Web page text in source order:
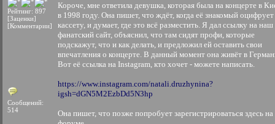
Рейтинг: 897
[Заценки]
[Комментарии]
Сообщений:
514
Короче, мне ответила девушка, которая была на концерте в
в 1998 году. Она пишет, что ждёт, когда её знакомый оцифрует
кассету, и думает, где это всё разместить. Я дал ссылку на наш
фанатский сайт, объяснил, что там сидят профи, которые
подскажут, что и как делать, и предложил ей оставить свои
впечатления о концерте. В данный момент она живёт в
Вот её ссылка на Instagram, кто хочет - можете написать.
https://www.instagram.com/natali.druzhynina?
igsh=dGN5M2EzbDd5N3hp
Она пишет, что позже попробует зарегистрироваться здесь на